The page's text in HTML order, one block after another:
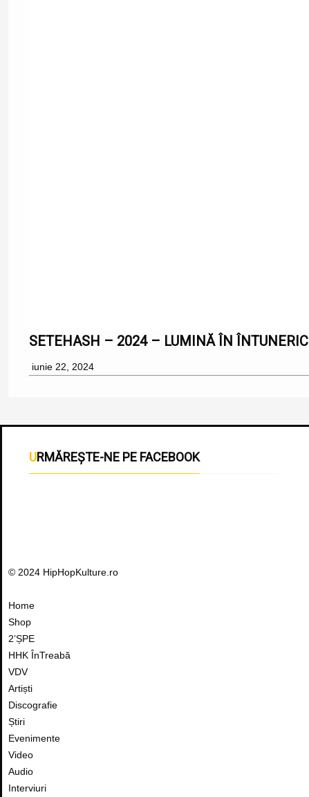
SETEHASH – 2024 – LUMINĂ ÎN ÎNTUNERIC
iunie 22, 2024
URMĂREȘTE-NE PE FACEBOOK
© 2024 HipHopKulture.ro
Home
Shop
2’ȘPE
HHK ÎnTreabă
VDV
Artiști
Discografie
Știri
Evenimente
Video
Audio
Interviuri